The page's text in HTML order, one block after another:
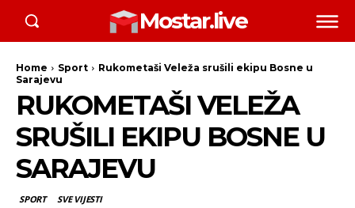
Mostar.live
Home Sport
Rukometaši Veleža srušili ekipu Bosne u
Sarajevu
RUKOMETAŠI VELEŽA
SRUŠILI EKIPU BOSNE U
SARAJEVU
SPORT SVE VIJESTI